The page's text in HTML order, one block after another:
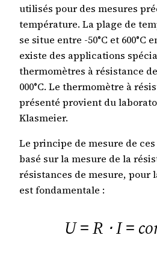
utilisés pour des mesures
température. La plage de
se situe entre -50°C et 600°C
existe des applications
thermomètres à résistance de
000°C. Le thermomètre à
présenté provient du
Klasmeier.
Le principe de mesure de
basé sur la mesure de la
résistances de mesure, pour
est fondamentale :
U = R ⋅ I =